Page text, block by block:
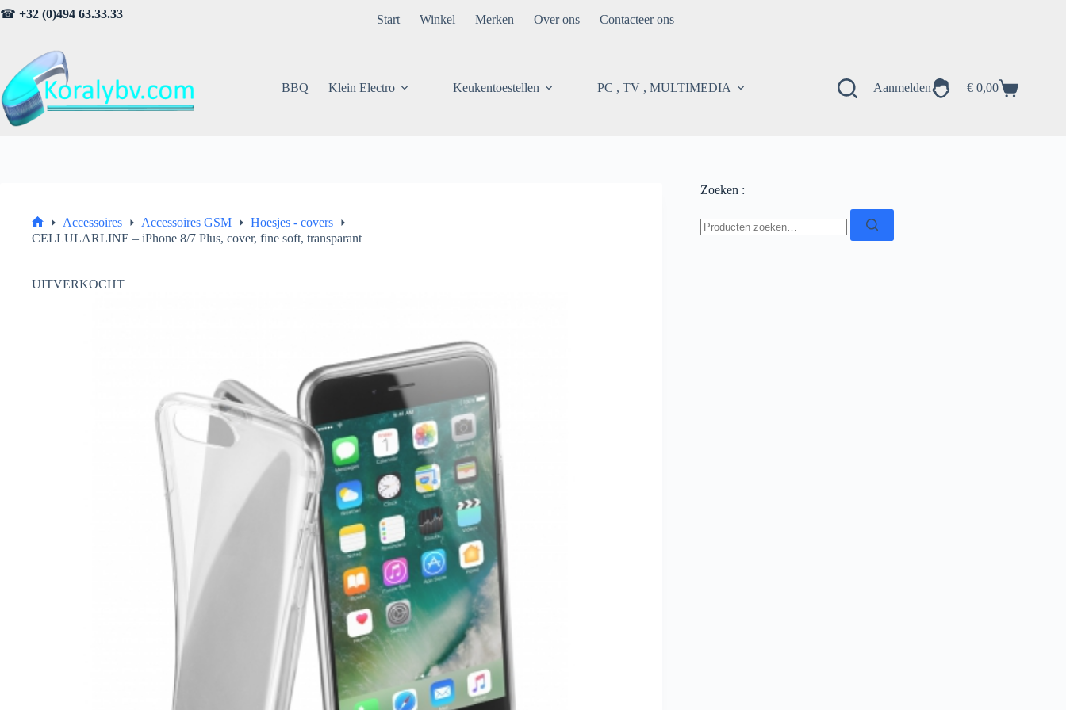
Ga
naar
☎ +32 (0)494 63.33.33 Start Winkel Merken Over ons Contacteer ons
BBQ Klein Electro Keukentoestellen PC , TV , MULTIMEDIA Aanmelden Winkelwagen
€ 0,00
Home
Accessoires Accessoires GSM
Hoesjes - covers
CELLULARLINE – iPhone 8/7 Plus, cover, fine soft, transparant
UITVERKOCHT
Zoeken :
naar: